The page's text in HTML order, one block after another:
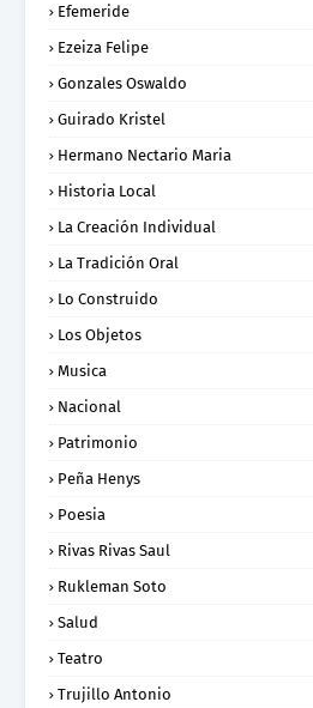
Efemeride
Ezeiza Felipe
Gonzales Oswaldo
Guirado Kristel
Hermano Nectario Maria
Historia Local
La Creación Individual
La Tradición Oral
Lo Construido
Los Objetos
Musica
Nacional
Patrimonio
Peña Henys
Poesia
Rivas Rivas Saul
Rukleman Soto
Salud
Teatro
Trujillo Antonio